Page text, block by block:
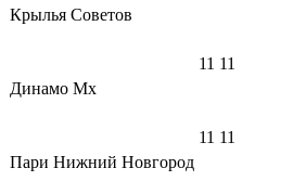
Крылья Советов
Динамо Мх
11 11
Пари Нижний Новгород
11 11